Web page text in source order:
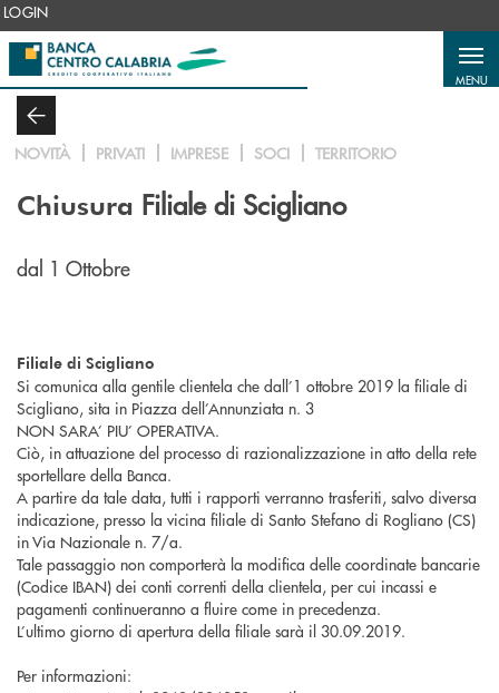
Salta al contenuto principale
LOGIN
MENU
NOVITÀ PRIVATI IMPRESE SOCI TERRITORIO
Chiusura Filiale di Scigliano
dal 1 Ottobre
Filiale di Scigliano
Si comunica alla gentile clientela che dall’1 ottobre 2019 la filiale di
Scigliano, sita in Piazza dell’Annunziata n. 3
NON SARA’ PIU’ OPERATIVA.
Ciò, in attuazione del processo di razionalizzazione in atto della rete
sportellare della Banca.
A partire da tale data, tutti i rapporti verranno trasferiti, salvo diversa
indicazione, presso la vicina filiale di Santo Stefano di Rogliano (CS)
in Via Nazionale n. 7/a.
Tale passaggio non comporterà la modifica delle coordinate bancarie
(Codice IBAN) dei conti correnti della clientela, per cui incassi e
pagamenti continueranno a fluire come in precedenza.
L’ultimo giorno di apertura della filiale sarà il 30.09.2019.
Per informazioni: